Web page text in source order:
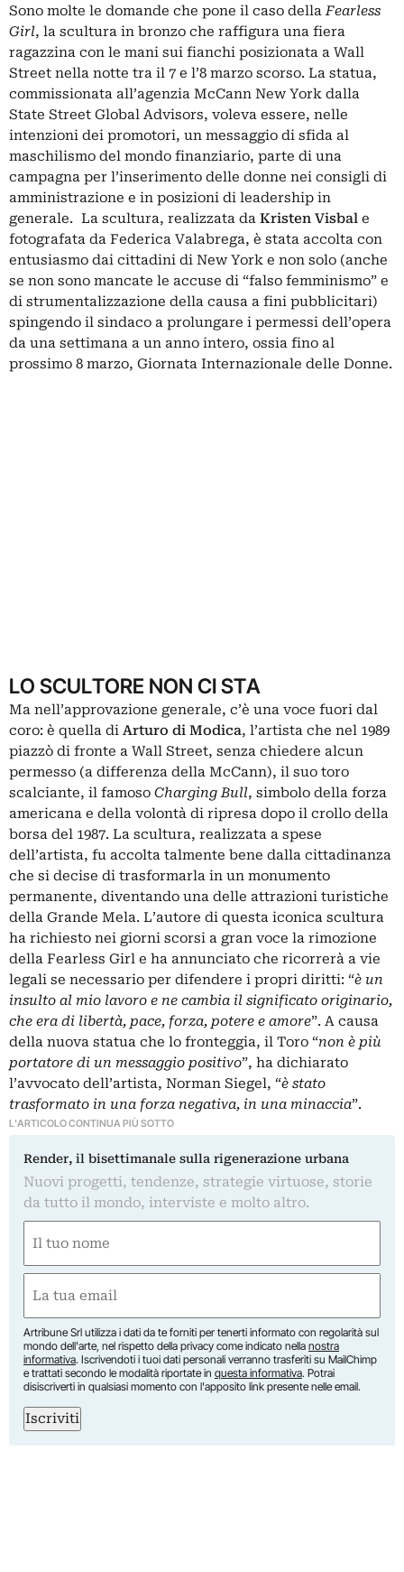
Sono molte le domande che pone il caso dellaFearless
Girl, la scultura in bronzo che raffigura una fiera
ragazzina con le mani sui fianchi posizionata a Wall
Street nella notte tra il 7 e l’8 marzo scorso. La statua,
commissionata all’agenzia McCann New York dalla
State Street Global Advisors, voleva essere, nelle
intenzioni dei promotori, un messaggio di sfida al
maschilismo del mondo finanziario, parte di una
campagna per l’inserimento delle donne nei consigli di
amministrazione e in posizioni di leadership in
generale. La scultura, realizzata da Kristen Visbal e
fotografata da Federica Valabrega, è stata accolta con
entusiasmo dai cittadini di New York e non solo (anche
se non sono mancate le accuse di “falso femminismo” e
di strumentalizzazione della causa a fini pubblicitari)
spingendo il sindaco a prolungare i permessi dell’opera
da una settimana a un anno intero, ossia fino al
prossimo 8 marzo, Giornata Internazionale delle Donne.
LO SCULTORE NON CI STA
Ma nell’approvazione generale, c’è una voce fuori dal
coro: è quella di Arturo di Modica, l’artista che nel 1989
piazzò di fronte a Wall Street, senza chiedere alcun
permesso (a differenza della McCann), il suo toro
scalciante, il famoso Charging Bull, simbolo della forza
americana e della volontà di ripresa dopo il crollo della
borsa del 1987. La scultura, realizzata a spese
dell’artista, fu accolta talmente bene dalla cittadinanza
che si decise di trasformarla in un monumento
permanente, diventando una delle attrazioni turistiche
della Grande Mela. L’autore di questa iconica scultura
ha richiesto nei giorni scorsi a gran voce la rimozione
della Fearless Girl e ha annunciato che ricorrerà a vie
legali se necessario per difendere i propri diritti: “è un
insulto al mio lavoro e ne cambia il significato originario,
che era di libertà, pace, forza, potere e amore”. A causa
della nuova statua che lo fronteggia, il Toro “non è più
portatore di un messaggio positivo”, ha dichiarato
l’avvocato dell’artista, Norman Siegel, “è stato
trasformato in una forza negativa, in una minaccia”.
L'ARTICOLO CONTINUA PIÙ SOTTO
Render, il bisettimanale sulla rigenerazione urbana
Nuovi progetti, tendenze, strategie virtuose, storie
da tutto il mondo, interviste e molto altro.
(Obbligatorio)
Nome
(Obbligatorio)
Artribune Srl utilizza i dati da te forniti per tenerti informato con regolarità sul
mondo dell'arte, nel rispetto della privacy come indicato nella nostra
informativa. Iscrivendoti i tuoi dati personali verranno trasferiti su MailChimp
e trattati secondo le modalità riportate in questa informativa. Potrai
disiscriverti in qualsiasi momento con l'apposito link presente nelle email.
Iscriviti